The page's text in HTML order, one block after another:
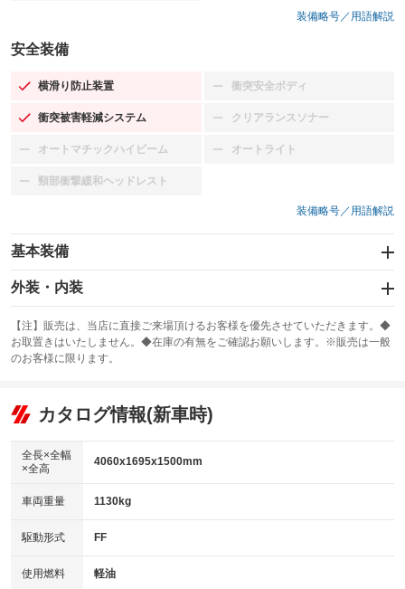
装備略号／用語解説
安全装備
横滑り防止装置
：装備あり 衝突安全ボディ
：装備なし
衝突被害軽減システム
：装備あり クリアランスソナー
：装備なし
オートマチックハイビーム
：装備なし オートライト
：装備なし
頸部衝撃緩和ヘッドレスト
：装備なし
装備略号／用語解説
基本装備
エアバッグ
：装備なし
：装備なし
サンルーフ
：装備なし ABS
リフトアップ
：装備なし
：装備なし
パワーウィンドウ
アイドリングストップ
：装備あり
USB入力端子
：装備なし
100V電源
：装備なし
外装・内装
カーナビ：SDナビ
：装備あり
TV：フルセグ
：装備あり
ビジュアル
：装備なし
：装備あり
革シート
キーレス
HID(キセノンライト)
：装備なし
バックカメラ
：装備あり
【注】販売は、当店に直接ご来場頂けるお客様を優先させていただきます。◆
お取置きはいたしません。◆在庫の有無をご確認お願いします。※販売は一般
のお客様に限ります。
カタログ情報(新車時)
全長×全幅
×全高
4060x1695x1500mm
車両重量 1130kg
駆動形式 FF
使用燃料 軽油